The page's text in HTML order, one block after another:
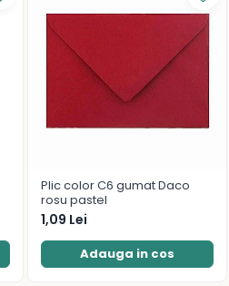
Plic color C6 gumat Daco
rosu pastel
1,09 Lei
Adauga in cos